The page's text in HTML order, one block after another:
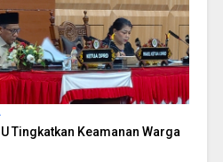
Tingkatkan Keamanan Warga